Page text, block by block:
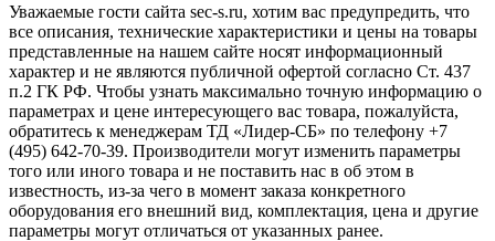
Уважаемые гости сайта sec-s.ru, хотим вас предупредить, что
все описания, технические характеристики и цены на товары
представленные на нашем сайте носят информационный
характер и не являются публичной офертой согласно Ст. 437
п.2 ГК РФ. Чтобы узнать максимально точную информацию о
параметрах и цене интересующего вас товара, пожалуйста,
обратитесь к менеджерам ТД «Лидер-СБ» по телефону +7
(495) 642-70-39. Производители могут изменить параметры
того или иного товара и не поставить нас в об этом в
известность, из-за чего в момент заказа конкретного
оборудования его внешний вид, комплектация, цена и другие
параметры могут отличаться от указанных ранее.